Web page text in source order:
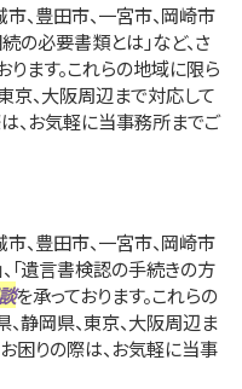
、豊田市、一宮市、岡崎市
の必要書類とは」など、さ
ります。これらの地域に限ら
京、大阪周辺まで対応して
、お気軽に当事務所までご
、豊田市、一宮市、岡崎市
「遺言書検認の手続きの方
を承っております。これらの
静岡県、東京、大阪周辺ま
困りの際は、お気軽に当事